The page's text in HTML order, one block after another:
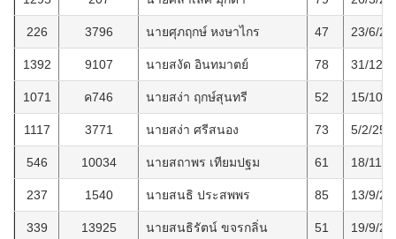
226 3796 นายศุภฤกษ์ หงษาไกร 47 23/6/
1392 9107 นายสงัด อินทมาตย์ 78 31/12/
1071 ค746 นายสง่า ฤกษ์สุนทรี 52 15/10/
1117 3771 นายสง่า ศรีสนอง 73 5/2/
546 10034 นายสถาพร เทียมปฐม 61 18/11/
237 1540 นายสนธิ ประสพพร 85 13/9/
339 13925 นายสนธิรัตน์ ขจรกลิ่น 51 19/9/